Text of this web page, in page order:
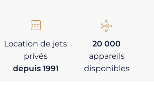
Location de jets
privés
depuis 1991
20 000
appareils
disponibles